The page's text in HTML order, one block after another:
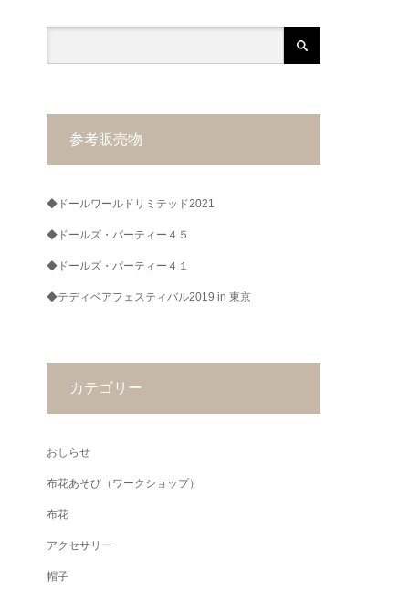
参考販売物
◆ドールワールドリミテッド2021
◆ドールズ・パーティー４５
◆ドールズ・パーティー４１
◆テディベアフェスティバル2019 in 東京
カテゴリー
おしらせ
布花あそび（ワークショップ）
布花
アクセサリー
帽子